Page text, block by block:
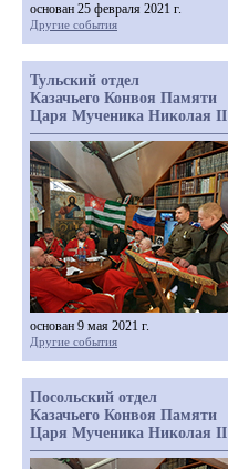
основан 25 февраля 2021 г.
Другие события
Тульский отдел
Казачьего Конвоя Памяти
Царя Мученика Николая II
основан 9 мая 2021 г.
Другие события
Посольский отдел
Казачьего Конвоя Памяти
Царя Мученика Николая II